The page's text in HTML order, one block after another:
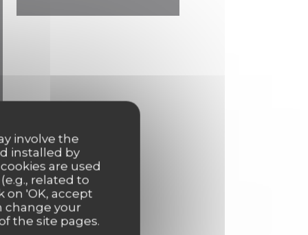
involve the
installed by
are used
related to
on 'OK, accept
change your
the site pages.